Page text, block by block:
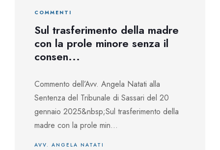
COMMENTI
Sul trasferimento della madre
con la prole minore senza il
consen...
Commento dell’Avv. Angela Natati alla
Sentenza del Tribunale di Sassari del 20
gennaio 2025&nbsp;Sul trasferimento della
madre con la prole min...
AVV. ANGELA NATATI